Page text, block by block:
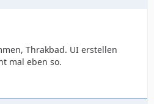
Thrakbad. UI erstellen
mal eben so.